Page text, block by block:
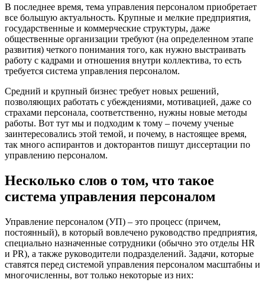
В последнее время, тема управления персоналом приобретает
все большую актуальность. Крупные и мелкие предприятия,
государственные и коммерческие структуры, даже
общественные организации требуют (на определенном этапе
развития) четкого понимания того, как нужно выстраивать
работу с кадрами и отношения внутри коллектива, то есть
требуется система управления персоналом.
Средний и крупный бизнес требует новых решений,
позволяющих работать с убеждениями, мотивацией, даже со
страхами персонала, соответственно, нужны новые методы
работы. Вот тут мы и подходим к тому – почему ученые
заинтересовались этой темой, и почему, в настоящее время,
так много аспирантов и докторантов пишут диссертации по
управлению персоналом.
Несколько слов о том, что такое
система управления персоналом
Управление персоналом (УП) – это процесс (причем,
постоянный), в который вовлечено руководство предприятия,
специально назначенные сотрудники (обычно это отделы HR
и PR), а также руководители подразделений. Задачи, которые
ставятся перед системой управления персоналом масштабны и
многочисленны, вот только некоторые из них: